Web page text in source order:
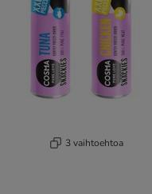
3 vaihtoehtoa